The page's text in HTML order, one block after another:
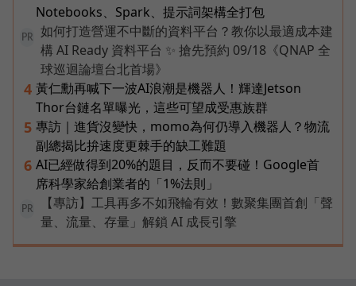
Notebooks、Spark、提示詞架構全打包
PR
如何打造營運不中斷的資料平台？教你以最適成本建
構 AI Ready 資料平台 ✨ 搶先預約 09/18《QNAP 全
球巡迴論壇台北首場》
4 黃仁勳再喊下一波AI浪潮是機器人！輝達Jetson
Thor台鏈名單曝光，這些可望成受惠族群
5 專訪｜進貨沒變快，momo為何仍導入機器人？物流
副總揭比拚速度更棘手的缺工難題
6 AI已經做得到20%的題目，反而不要碰！Google首
席科學家給創業者的「1%法則」
PR
【專訪】工具再多不如飛輪有效！數聚集團首創「聲
量、流量、存量」解鎖 AI 成長引擎